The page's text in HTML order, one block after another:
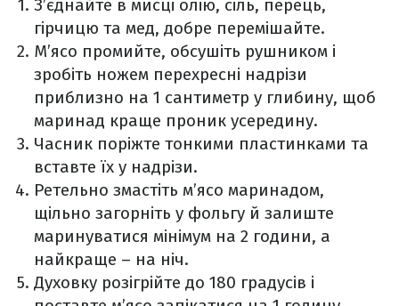
З’єднайте в мисці олію, сіль, перець,
гірчицю та мед, добре перемішайте.
М’ясо промийте, обсушіть рушником і
зробіть ножем перехресні надрізи
приблизно на 1 сантиметр у глибину, щоб
маринад краще проник усередину.
Часник поріжте тонкими пластинками та
вставте їх у надрізи.
Ретельно змастіть м’ясо маринадом,
щільно загорніть у фольгу й залиште
маринуватися мінімум на 2 години, а
найкраще – на ніч.
Духовку розігрійте до 180 градусів і